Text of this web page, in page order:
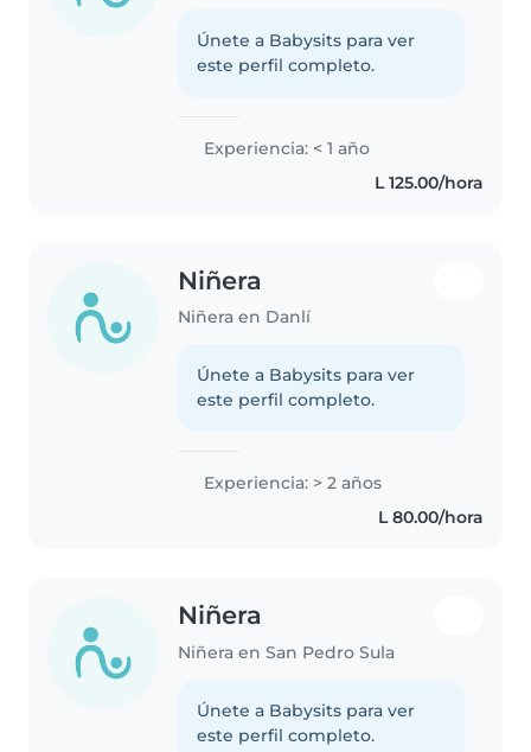
Únete a Babysits para ver
este perfil completo.
Experiencia: < 1 año
L 125.00/hora
Niñera
Niñera en Danlí
Únete a Babysits para ver
este perfil completo.
Experiencia: > 2 años
L 80.00/hora
Niñera
Niñera en San Pedro Sula
Únete a Babysits para ver
este perfil completo.